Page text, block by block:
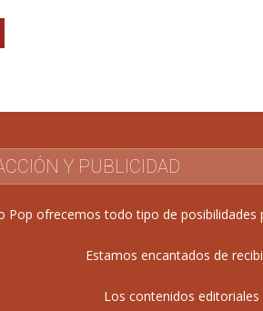
Y PUBLICIDAD
Pop ofrecemos todo tipo de posibilidades
Estamos encantados de
Los contenidos